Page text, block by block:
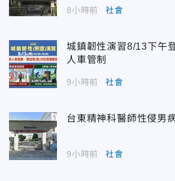
8小時前 社會
城鎮韌性演習8/13下午
人車管制
9小時前 社會
台東精神科醫師性侵男
9小時前 社會